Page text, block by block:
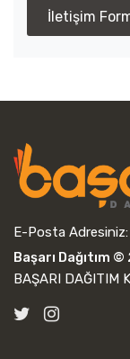
İletişim
E-Posta Adresiniz:
Başarı Dağıtım
BAŞARI DAĞITIM